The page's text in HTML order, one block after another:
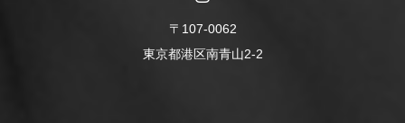
〒107-0062
東京都港区南青山2-2